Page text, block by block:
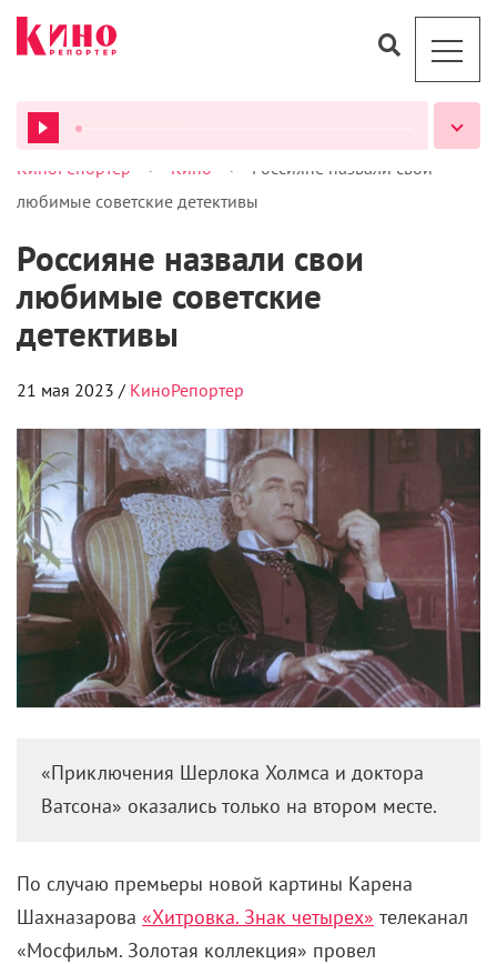
ВСЕ ПОДКАСТЫ
КиноРепортер > Кино >
Россияне назвали свои
любимые советские детективы
Россияне назвали свои
любимые советские
детективы
21 мая 2023 / КиноРепортер
«Приключения Шерлока Холмса и доктора
Ватсона» оказались только на втором месте.
По случаю премьеры новой картины Карена
Шахназарова «Хитровка. Знак четырех» телеканал
«Мосфильм. Золотая коллекция» провел